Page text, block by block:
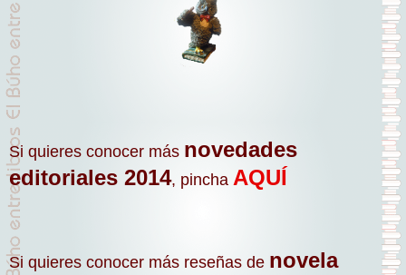
Si quieres conocer más novedades
editoriales 2014, pincha AQUÍ
Si quieres conocer más reseñas de novela